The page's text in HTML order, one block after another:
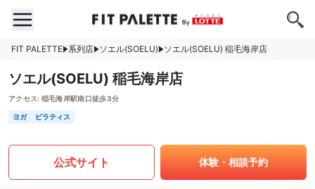
FIT PALETTE 系列店 ソエル(SOELU) ソエル(SOELU) 稲毛海岸店
ソエル(SOELU) 稲毛海岸店
アクセス: 稲毛海岸駅南口徒歩3分
ヨガ ピラティス
公式サイト 体験・相談予約